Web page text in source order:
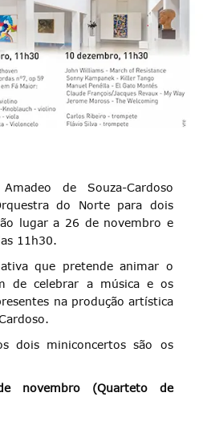
de Souza-Cardoso
do Norte para dois
lugar a 26 de novembro e
11h30.
que pretende animar o
de celebrar a música e os
na produção artística
dois miniconcertos são os
novembro (Quarteto de